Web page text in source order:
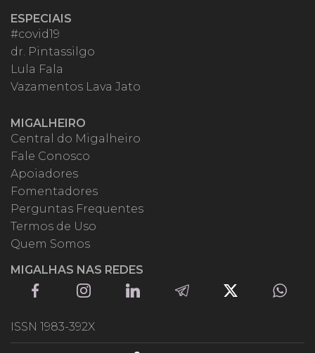
ESPECIAIS
#covid19
dr. Pintassilgo
Lula Fala
Vazamentos Lava Jato
MIGALHEIRO
Central do Migalheiro
Fale Conosco
Apoiadores
Fomentadores
Perguntas Frequentes
Termos de Uso
Quem Somos
MIGALHAS NAS REDES
ISSN 1983-392X